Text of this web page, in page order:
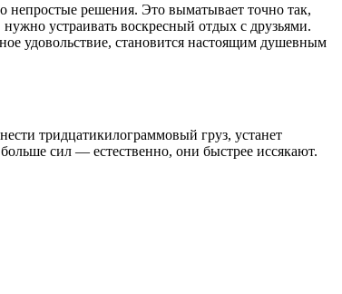
непростые решения. Это выматывает точно так,
устраивать воскресный отдых с друзьями.
удовольствие, становится настоящим душевным
тридцатикилограммовый груз, устанет
сил — естественно, они быстрее иссякают.